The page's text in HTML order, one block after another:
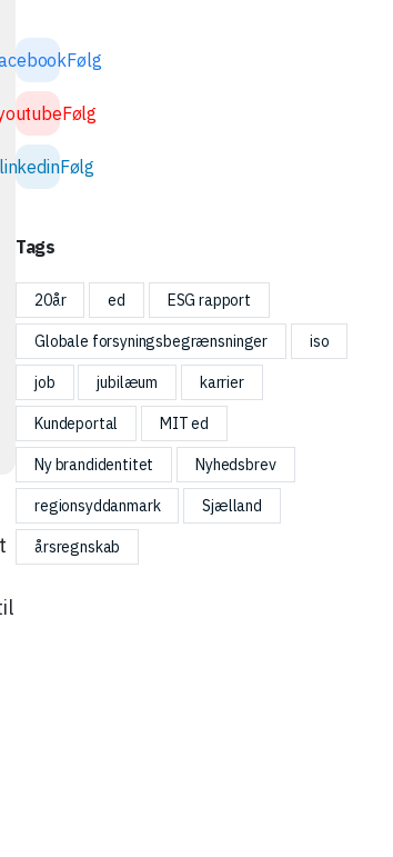
Følg
Følg
linkedinFølg
Tags
20år ed ESG rapport
Globale forsyningsbegrænsninger iso
job jubilæum karrier
Kundeportal MIT ed
Ny brandidentitet Nyhedsbrev
regionsyddanmark Sjælland
årsregnskab